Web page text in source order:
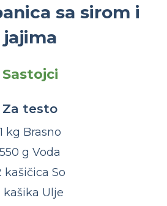
sa sirom i
jajima
Sastojci
Za testo
kg Brasno
550 g Voda
kašičica So
kašika Ulje